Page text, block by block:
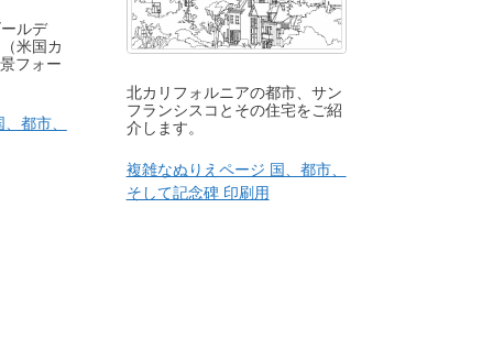
ルデ
米国カ
フォー
都市、
北カリフォルニアの都市、サン
フランシスコとその住宅をご紹
介します。
複雑なぬりえページ 国、都市、
そして記念碑 印刷用